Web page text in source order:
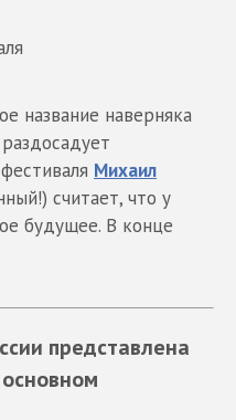
название наверняка
Михаил
считает, что у
будущее. В конце
представлена